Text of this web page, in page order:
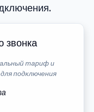
звонка
тариф и
подключения